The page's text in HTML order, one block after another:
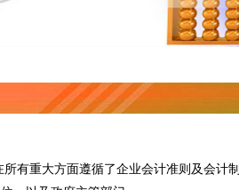
有重大方面遵循了企业会计准则及会计制